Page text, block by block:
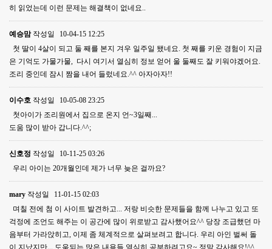
히 읽었는데 이런 문제는 해결책이 없네요..
예승맘 작성일
10-04-15 12:25
첫 딸이 4살이 되고 둘 째를 본지 겨우 일주일 됐네요. 첫 째를 키운 경험이 지금
은 기억도 가물가물, 다시 여기서 열심히 정보 얻어 울 둘째도 잘 키워야겠어요.
조리 중인데 잠시 짬을 내어 들렀네요.^^ 아자아자!!
이수호 작성일
10-05-08 23:25
첫아이가 조리원에서 집으로 온지 언~3일째...
도움 많이 받아 갑니다.^^;
신호정 작성일
10-11-25 03:26
우리 아이는 20개월인데 제가 너무 늦은 걸까요?
mary 작성일
11-01-15 02:03
며칠 전에 첨 이 사이트 발견하고... 저랑 비슷한 문제들을 함께 나누고 있고 또
걱정에 조언도 해주는 이 공간에 많이 위로받고 감사했어요^^ 당장 조급했던 마
음부터 가라앉히고, 이제 좀 체계적으로 살펴보려고 합니다. 우리 아인 벌써 돌
이 지났지만... 도움되는 많은 내용들 열심히 공부하려고요~ 정말 감사해요!^^